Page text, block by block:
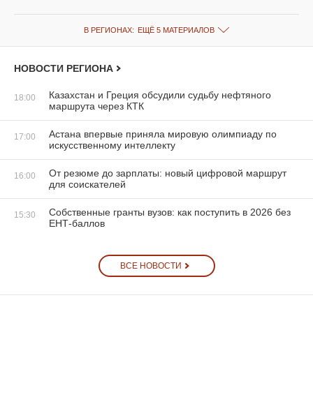
В РЕГИОНАХ: ЕЩЁ 5 МАТЕРИАЛОВ
НОВОСТИ РЕГИОНА
18:00
Казахстан и Греция обсудили судьбу нефтяного
маршрута через КТК
17:00
Астана впервые приняла мировую олимпиаду по
искусственному интеллекту
16:00
От резюме до зарплаты: новый цифровой маршрут
для соискателей
15:30
Собственные гранты вузов: как поступить в 2026 без
ЕНТ-баллов
ВСЕ НОВОСТИ